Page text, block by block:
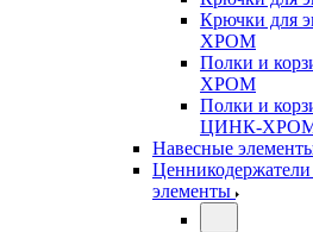
Крючки для
ХРОМ
Полки и
ХРОМ
Полки и
ЦИНК-
Навесные
элементы